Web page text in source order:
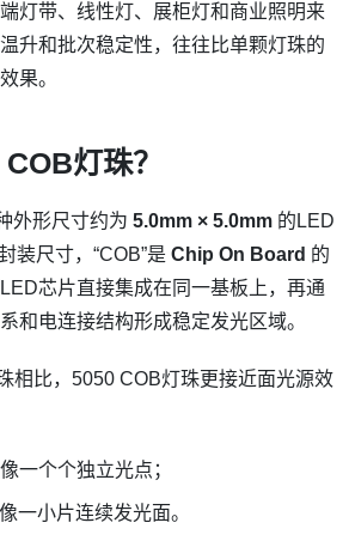
灯带、线性灯、展柜灯和商业照明来
升和批次稳定性，往往比单颗灯珠的
果。
灯珠？
外形尺寸约为 5.0mm × 5.0mm 的LED
装尺寸，“COB”是 Chip On Board 的
芯片直接集成在同一基板上，再通
和电连接结构形成稳定发光区域。
相比，5050 COB灯珠更接近面光源效
一个个独立光点；
一小片连续发光面。